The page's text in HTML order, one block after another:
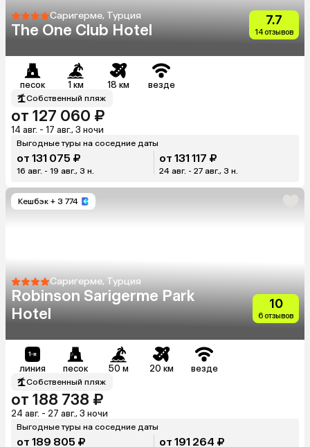
Саригерме, Турция
The One Club Hotel
7.7
14 отзывов
песок 1 км 18 км везде
Собственный пляж
от 127 060 ₽
14 авг. - 17 авг., 3 ночи
Выгодные туры на соседние даты
от 131 075 ₽
16 авг. - 19 авг., 3 н.
от 131 117 ₽
24 авг. - 27 авг., 3 н.
Кешбэк + 3 774
Саригерме, Турция
Robinson Sarigerme Park
Hotel
10
6 отзывов
линия песок 50 м 20 км везде
Собственный пляж
от 188 738 ₽
24 авг. - 27 авг., 3 ночи
Выгодные туры на соседние даты
от 189 805 ₽ от 191 264 ₽